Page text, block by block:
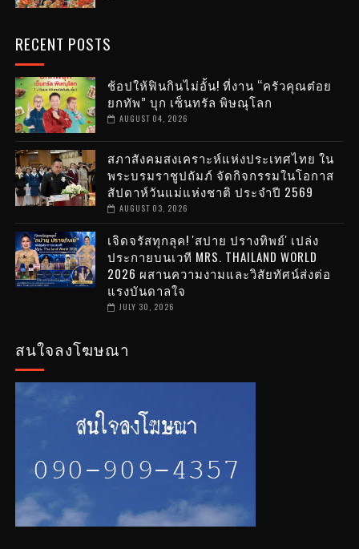
RECENT POSTS
ช้อปให้ฟินกินไม่อั้น! ที่งาน “ครัวคุณต๋อย
ยกทัพ” บุก เซ็นทรัล พิษณุโลก
AUGUST 04, 2026
สภาสังคมสงเคราะห์แห่งประเทศไทย ใน
พระบรมราชูปถัมภ์ จัดกิจกรรมในโอกาส
สัปดาห์วันแม่แห่งชาติ ประจำปี 2569
AUGUST 03, 2026
เจิดจรัสทุกลุค! 'สปาย ปรางทิพย์' เปล่ง
ประกายบนเวที MRS. THAILAND WORLD
2026 ผสานความงามและวิสัยทัศน์ส่งต่อ
แรงบันดาลใจ
JULY 30, 2026
สนใจลงโฆษณา